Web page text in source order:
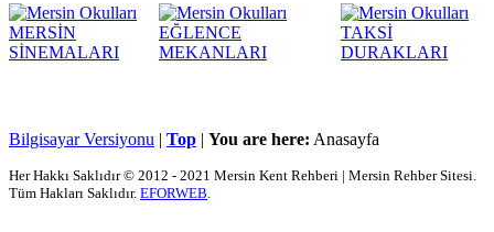
MERSİN
SİNEMALARI
EĞLENCE
MEKANLARI
TAKSİ
DURAKLARI
Bilgisayar Versiyonu | Top | You are here: Anasayfa
Her Hakkı Saklıdır © 2012 - 2021 Mersin Kent Rehberi | Mersin Rehber Sitesi.
Tüm Hakları Saklıdır. EFORWEB